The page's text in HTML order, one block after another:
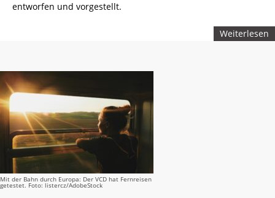
entworfen und vorgestellt.
Weiterlesen
Mit der Bahn durch Europa: Der VCD hat Fernreisen
getestet. Foto: listercz/AdobeStock